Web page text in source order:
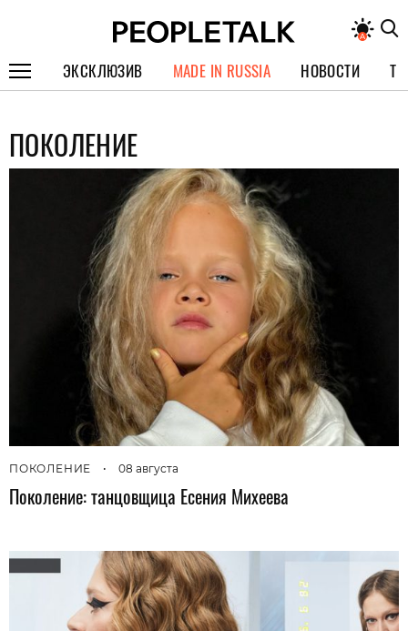
ЭКСКЛЮЗИВ
СПЕЦПРОЕКТЫ
ИНТЕРВЬЮ
ПОКОЛЕНИЕ
MADE IN RUSSIA НОВОСТИ
ПОКОЛЕНИЕ
ПОКОЛЕНИЕ • 08 августа
Поколение: танцовщица Есения Михеева